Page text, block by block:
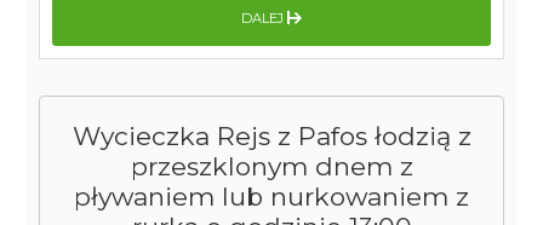
Wycieczka Rejs z Pafos łodzią z
przeszklonym dnem z
pływaniem lub nurkowaniem z
DALEJ